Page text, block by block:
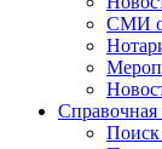
СМИ о
Поиск